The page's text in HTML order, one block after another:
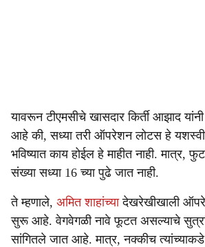
यावरून टीएमसीचे खासदार किर्ती आझाद
आहे की, सध्या तरी ऑपरेशन लोटस हे यशस्वी
भविष्यात काय होईल हे माहीत नाही. मात्र,
संख्या सध्या 16 च्या पुढे जात नाही.
ते म्हणाले, अमित शाहांच्यादेखरेखीखाली
सुरू आहे. वेगवेगळी नावे फूटत असल्याचे
सांगितले जात आहे. मात्र, नक्कीच